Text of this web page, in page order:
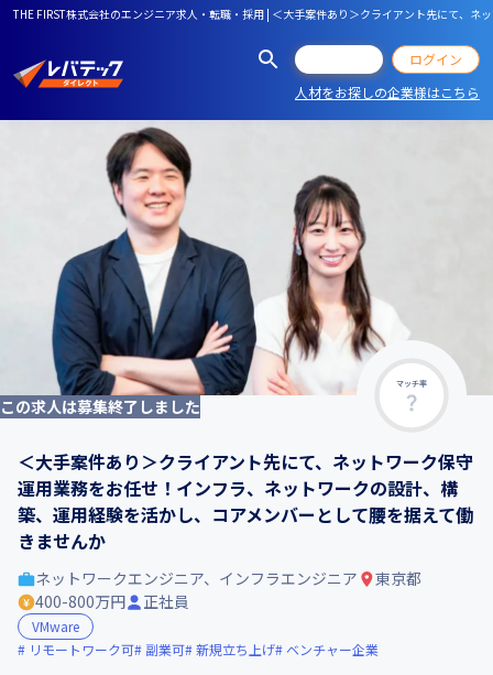
THE FIRST株式会社のエンジニア求人・転職・採用 | ＜大手案件あり＞クライアント先にて、
ログイン
人材をお探しの企業様はこちら
マッチ率
この求人は募集終了しました
＜大手案件あり＞クライアント先にて、ネットワーク保守
運用業務をお任せ！インフラ、ネットワークの設計、構
築、運用経験を活かし、コアメンバーとして腰を据えて働
きませんか
ネットワークエンジニア、インフラエンジニア
東京都
400-800万円
正社員
VMware
リモートワーク可
副業可 新規立ち上げ ベンチャー企業